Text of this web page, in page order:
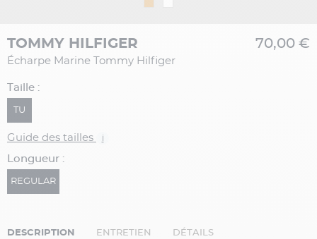
TOMMY HILFIGER
Écharpe Marine Tommy Hilfiger
70,00 €
Taille :
TU
Guide des tailles i
Longueur :
REGULAR
DESCRIPTION ENTRETIEN DÉTAILS